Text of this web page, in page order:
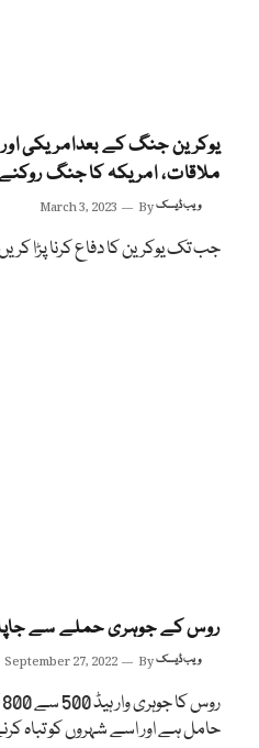
یوکرین جنگ کے بعدامریکی
ملاقات، امریکہ کا جنگ
March 3, 2023 Byویب ڈیسک
جب تک یوکرین کا دفاع کرنا پڑا
روس کے جوہری حملے سے
September 27, 2022 Byویب ڈیسک
حامل ہے اور اسے شہروں کو تباہ